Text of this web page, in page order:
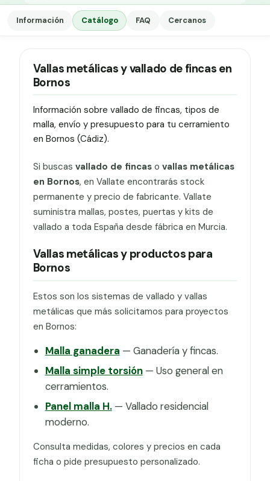
Información Catálogo FAQ Cercanos
Vallas metálicas y vallado de fincas en
Bornos
Información sobre vallado de fincas, tipos de
malla, envío y presupuesto para tu cerramiento
en Bornos (Cádiz).
Si buscas vallado de fincaso vallas metálicas
en Bornos, en Vallate encontrarás stock
permanente y precio de fabricante. Vallate
suministra mallas, postes, puertas y kits de
vallado a toda España desde fábrica en Murcia.
Vallas metálicas y productos para
Bornos
Estos son los sistemas de vallado y vallas
metálicas que más solicitamos para proyectos
en Bornos:
Malla ganadera — Ganadería y fincas.
Malla simple torsión— Uso general en
cerramientos.
Panel malla H.— Vallado residencial
moderno.
Consulta medidas, colores y precios en cada
ficha o pide presupuesto personalizado.